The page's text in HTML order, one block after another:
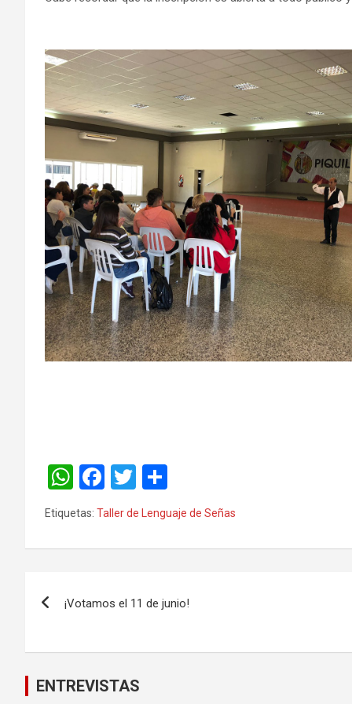
W
h
at
s
p
F
a
ce
b
o
T
wi
tt
er
o
m
p
tir
Etiquetas: Taller de Lenguaje de Señas
¡Votamos el 11 de junio!
ENTREVISTAS